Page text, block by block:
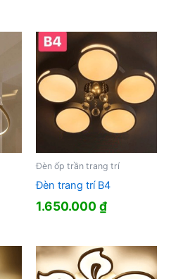
Đèn ốp trần trang trí
Đèn trang trí B4
1.650.000₫